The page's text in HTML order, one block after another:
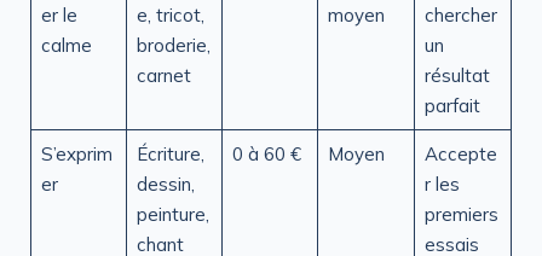
er le
calme
e, tricot,
broderie,
carnet
moyen
chercher
un
résultat
parfait
S’exprim
er
Écriture,
dessin,
peinture,
chant
0 à 60 € Moyen
Accepte
r les
premiers
essais